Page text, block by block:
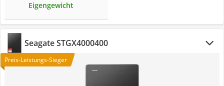
Eigengewicht
Seagate ‎STGX4000400
Preis-Leistungs-Sieger